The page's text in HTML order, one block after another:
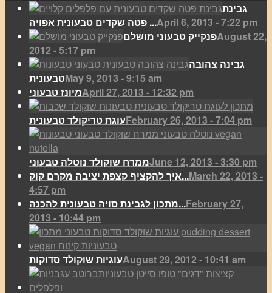
גבינת
פטה שקדים טבעונית אפויה ...April 6, 2013 - 7:22 pm
פנקייק טבעוני מושלםAugust 22,
2012 - 5:17 pm
גבינה צהובה
טבעוניתMay 9, 2013 - 9:15 am
מיונז טבעוניApril 27, 2013 - 12:32 pm
עוגת טריקולד טבעוניתFebruary 26, 2013 - 7:04 pm
ממרח שוקולד נוטלה טבעוניJune 12, 2013 - 3:30 pm
איך להקציף קצפת יציבה מקרם קוק...March 22, 2013 -
4:57 pm
מתכון לגבינת סויה טבעונית להכנה...February 27,
2013 - 10:44 pm
עוגיות שוקולד סדוקותAugust 29, 2012 - 10:41 am